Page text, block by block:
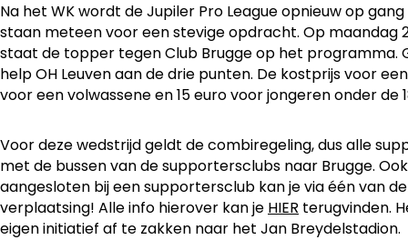
Na het WK wordt de Jupiler Pro League opnieuw op
staan meteen voor een stevige opdracht. Op maandag
staat de topper tegen Club Brugge op het programma.
help OH Leuven aan de drie punten. De kostprijs voor
voor een volwassene en 15 euro voor jongeren onder de
Voor deze wedstrijd geldt de combiregeling, dus alle
met de bussen van de supportersclubs naar Brugge.
aangesloten bij een supportersclub kan je via één van
verplaatsing! Alle info hierover kan je HIER terugvinden.
eigen initiatief af te zakken naar het Jan Breydelstadion.